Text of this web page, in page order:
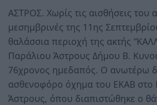
ΑΣΤΡΟΣ. Χωρίς τις αισθήσεις του
μεσημβρινές της 11ης
θαλάσσια περιοχή της ακτής
Παράλιου Άστρους Δήμου Β.
76χρονος ημεδαπός. Ο ανωτέρω
ασθενοφόρο όχημα του ΕΚΑΒ στο
Άστρους, όπου διαπιστώθηκε ο